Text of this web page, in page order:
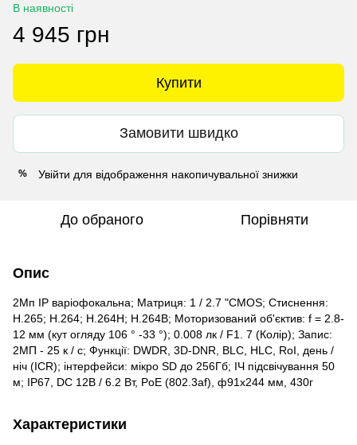
В наявності
4 945 грн
Купити
Замовити швидко
% Увійти для відображення накопичувальної знижки
До обраного Порівняти
Опис
2Мп IP варіофокальна; Матриця: 1 / 2.7 "CMOS; Стиснення:
H.265; H.264; H.264H; H.264B; Моторизований об'єктив: f = 2.8-
12 мм (кут огляду 106 ° -33 °); 0.008 лк / F1. 7 (Колір); Запис:
2МП - 25 к / с; Функції: DWDR, 3D-DNR, BLC, HLC, RoI, день /
ніч (ICR); інтерфейси: мікро SD до 256Гб; ІЧ підсвічування 50
м; IP67, DC 12В / 6.2 Вт, PoE (802.3af), ф91x244 мм, 430г
Характеристики